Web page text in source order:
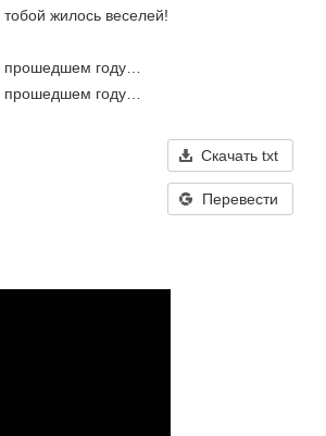
жилось веселей!
году…
году…
Скачать txt
Перевести